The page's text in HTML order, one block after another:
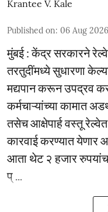
Krantee V. Kale
Published on: 06 Aug
मुंबई : केंद्र सरकारने रेल्वे
तरतुदींमध्ये सुधारणा
मद्यपान करून उपद्रव
कर्मचाऱ्यांच्या कामात
तसेच आक्षेपार्ह वस्तू
कारवाई करण्यात येणार
आता थेट २ हजार
प् ...